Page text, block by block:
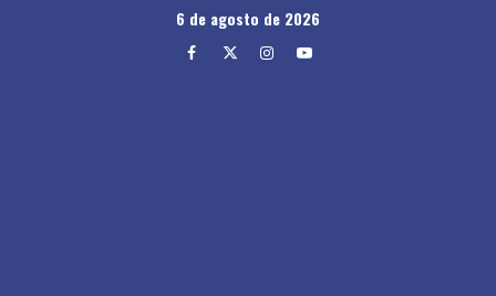
6 de agosto de 2026
Facebook
TwitterInstagram
Youtube